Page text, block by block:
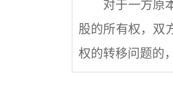
对于一方原
股的所有权，双
权的转移问题的